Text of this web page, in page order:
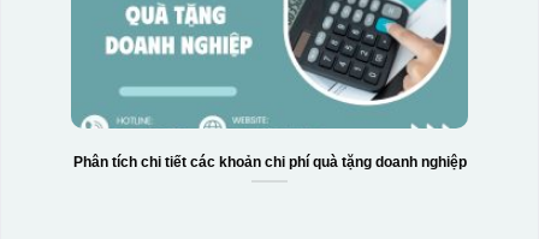
Phân tích chi tiết các khoản chi phí quà tặng doanh nghiệp